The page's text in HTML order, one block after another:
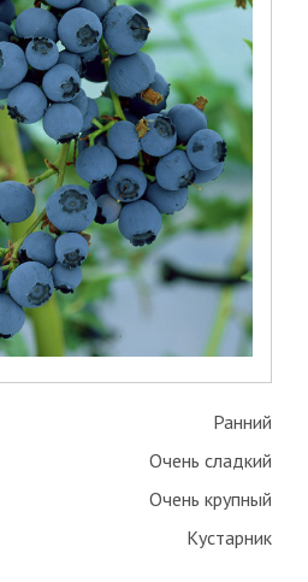
Ранний
Очень сладкий
Очень крупный
Кустарник